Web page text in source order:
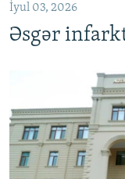
İyul 03, 2026
Əsgər